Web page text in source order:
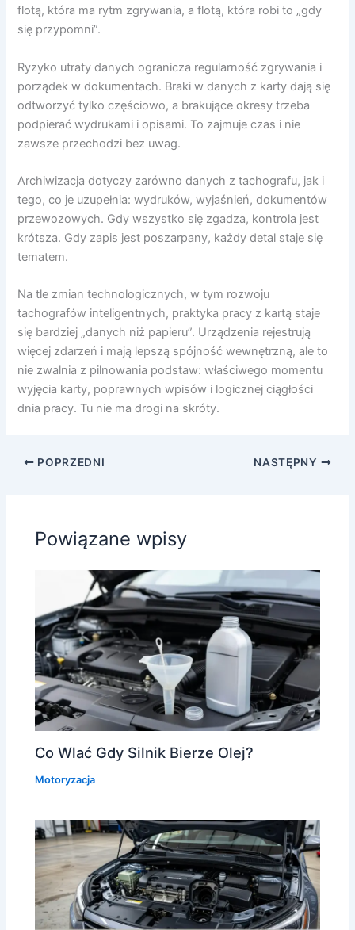
flotą, która ma rytm zgrywania, a flotą, która robi to „gdy
się przypomni”.
Ryzyko utraty danych ogranicza regularność zgrywania i
porządek w dokumentach. Braki w danych z karty dają się
odtworzyć tylko częściowo, a brakujące okresy trzeba
podpierać wydrukami i opisami. To zajmuje czas i nie
zawsze przechodzi bez uwag.
Archiwizacja dotyczy zarówno danych z tachografu, jak i
tego, co je uzupełnia: wydruków, wyjaśnień, dokumentów
przewozowych. Gdy wszystko się zgadza, kontrola jest
krótsza. Gdy zapis jest poszarpany, każdy detal staje się
tematem.
Na tle zmian technologicznych, w tym rozwoju
tachografów inteligentnych, praktyka pracy z kartą staje
się bardziej „danych niż papieru”. Urządzenia rejestrują
więcej zdarzeń i mają lepszą spójność wewnętrzną, ale to
nie zwalnia z pilnowania podstaw: właściwego momentu
wyjęcia karty, poprawnych wpisów i logicznej ciągłości
dnia pracy. Tu nie ma drogi na skróty.
POPRZEDNI NASTĘPNY
Powiązane wpisy
Co Wlać Gdy Silnik Bierze Olej?
Motoryzacja